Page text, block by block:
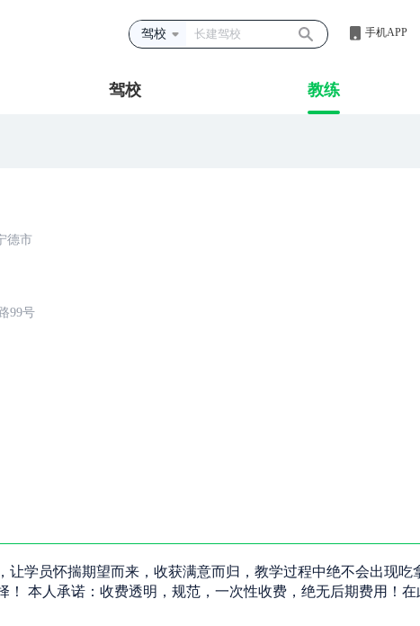
驾校 手机APP
驾校 教练
德市
99号
学员怀揣期望而来，收获满意而归，教学过程中绝不会出现吃
！ 本人承诺：收费透明，规范，一次性收费，绝无后期费用！在